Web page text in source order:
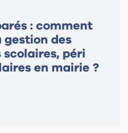
: comment
des
péri
en mairie ?